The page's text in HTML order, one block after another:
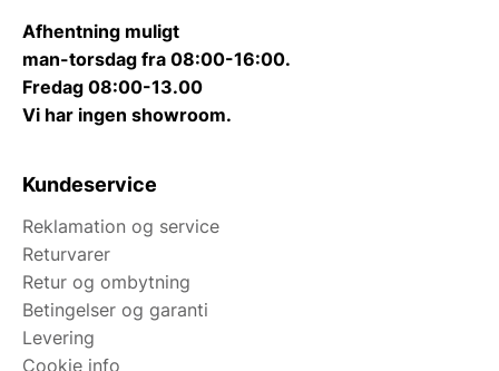
Afhentning muligt
man-torsdag fra 08:00-16:00.
Fredag 08:00-13.00
Vi har ingen showroom.
Kundeservice
Reklamation og service
Returvarer
Retur og ombytning
Betingelser og garanti
Levering
Cookie info